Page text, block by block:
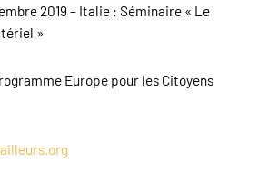
2019 – Italie : Séminaire « Le
»
Europe pour les Citoyens